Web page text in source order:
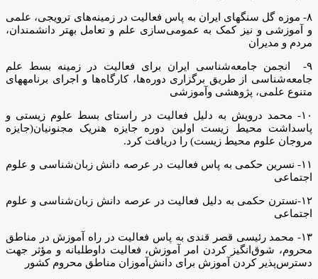
۸- موزه گل سنگ­های ایران به پاس فعالیت در زمینه‌­های ترویجی، علمی
و آموزشی و نیز کمک به عمومی‌سازی علم و تعامل بهتر دانشمندان،
مردم و مدیران
۹- انجمن جامعه‌شناسی ایران برای فعالیت در زمینه بسط علم
جامعه‌شناسی از طریق برگزاری دوره­‌ها، کارگاه‌­ها و اجرای برنامه­های
متنوع علمی، پژوهشی وآموزشی
۱۰- محمد درویش به دلیل فعالیت در راستای بسط علوم زیستی و
پاسداشت محیط زیست اولین دوره جایزه هنریک مجنونیان(جایزه
مروجان علوم محیط زیست) را دریافت کرد.
۱۱- نسرین حکمی به پاس فعالیت در عرصه دانش زبان‌شناسی و علوم
اجتماعی
۱۲-نسترن حکمی به دلیل فعالیت در عرصه دانش زبان‌شناسی و علوم
اجتماعی
۱۳- محمد رئیسی قصر قندی به پاس فعالیت در راه آموزش در مناطق
محروم، شوق‌انگیز کردن امر آموزش، فعالیت داوطلبانه و مؤثر جهت
دسترس‌پذیر کردن آموزش برای دانش‌آموزان مناطق محروم کشور